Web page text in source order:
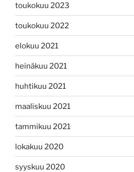
toukokuu 2023
toukokuu 2022
elokuu 2021
heinäkuu 2021
huhtikuu 2021
maaliskuu 2021
tammikuu 2021
lokakuu 2020
syyskuu 2020